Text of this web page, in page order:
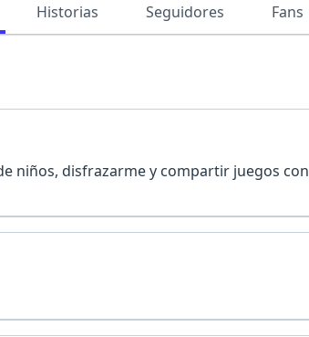
Historias Seguidores Fans
niños, disfrazarme y compartir juegos con